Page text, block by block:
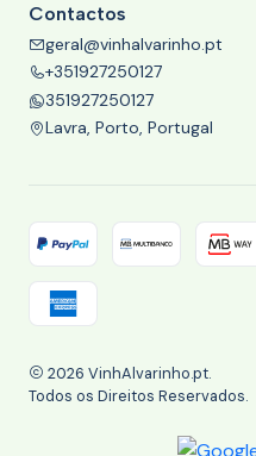
Contactos
geral@vinhalvarinho.pt
+351927250127
351927250127
Lavra, Porto, Portugal
2026 VinhAlvarinho.pt.
Todos os Direitos Reservados.